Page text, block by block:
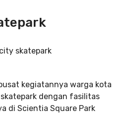
kegiatannya warga kota
dengan fasilitas
di Scientia Square Park